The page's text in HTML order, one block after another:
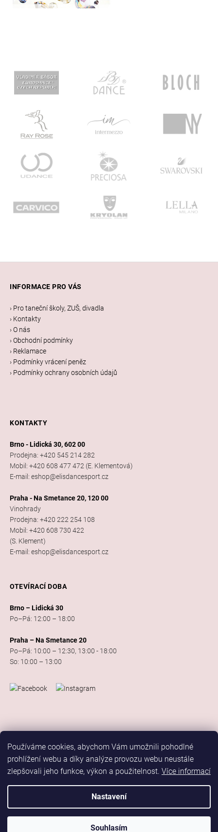
Používáme cookies, abychom Vám umožnili pohodlné
prohlížení webu a díky analýze provozu webu neustále
zlepšovali jeho funkce, výkon a použitelnost. Více informací
Nastavení
Souhlasím
INFORMACE PRO VÁS
› Pro taneční školy, ZUŠ, divadla
› Kontakty
› O nás
› Obchodní podmínky
› Reklamace
› Podmínky vrácení peněz
› Podmínky ochrany osobních údajů
KONTAKTY
Brno - Lidická 30, 602 00
Prodejna: +420 545 214 282
Mobil: +420 608 477 472 (E. Klementová)
E-mail: eshop@elisdancesport.cz
Praha - Na Smetance 20, 120 00
Vinohrady
Prodejna: +420 222 254 108
Mobil: +420 608 730 422
(S. Klement)
E-mail: eshop@elisdancesport.cz
OTEVÍRACÍ DOBA
Brno – Lidická 30
Po–Pá: 12:00 – 18:00
Praha – Na Smetance 20
Po–Pá: 10:00 – 12:30, 13:00 - 18:00
So: 10:00 – 13:00
Vytvořil Shoptet
Elis Dance Sport . Všechna práva vyhrazena.
Upravit nastavení cookiesMarketing